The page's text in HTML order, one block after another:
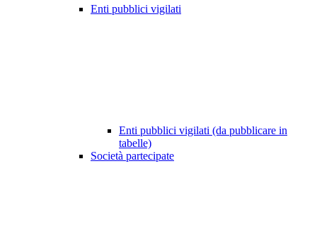
Enti pubblici vigilati
Enti pubblici vigilati (da pubblicare in
tabelle)
Società partecipate